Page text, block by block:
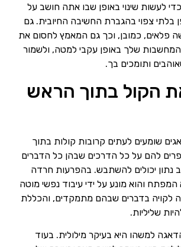
לעשות שינוי באופן שבו אתה חושב על
בלתי צפוי בהגברת החשיבה החיובית. גם
פלאים, כמובן, וכך גם המאמץ לחסום את
שלך באופן עקבי למטה, ולשמור
ותומכים בך.
הקול בתוך הראש
שומעים לעתים קרובות קולות בתוך
להם על כל הדרכים שבהן כל הדברים
נתון יכולים להשתבש. בהפרעות חרדה
והוא מונע על ידי עיבוד נפשי מוטה
לקויה בדברים שבהם מתמקדים, והכללת
שליליות.
למשהו היא בעיקר מילולית. בעוד